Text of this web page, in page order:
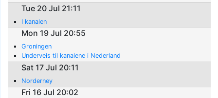
Tue 20 Jul 21:11
I kanalen
Mon 19 Jul 20:55
Groningen
Underveis til kanalene i Nederland
Sat 17 Jul 20:11
Norderney
Fri 16 Jul 20:02